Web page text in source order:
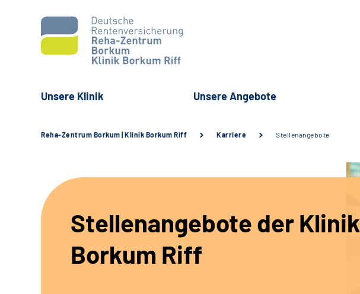
Unsere Klinik Unsere Angebote
Reha-Zentrum Borkum | Klinik Borkum Riff Karriere Stellenangebote
Stellenangebote der Klinik
Borkum Riff